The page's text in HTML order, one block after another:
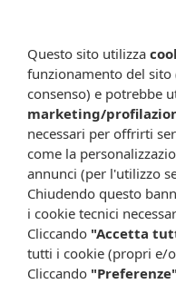
ISCRIVITI
Rimani aggiornato su
Resta in contatto:
Questo sito utilizza
funzionamento del
consenso) e potrebbe
marketing/
necessari per offrirti
come la
annunci (per l'utilizzo
Chiudendo questo
i cookie tecnici
Cliccando "Accetta
tutti i cookie (propri e/
Cliccando "Preferenze"